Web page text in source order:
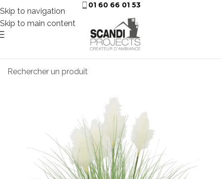
Skip to navigation
Skip to main content
01 60 66 01 53